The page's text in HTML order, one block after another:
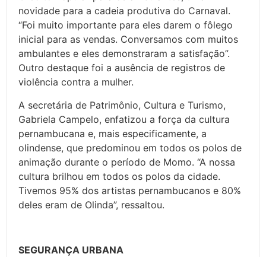
novidade para a cadeia produtiva do Carnaval.
“Foi muito importante para eles darem o fôlego
inicial para as vendas. Conversamos com muitos
ambulantes e eles demonstraram a satisfação”.
Outro destaque foi a ausência de registros de
violência contra a mulher.
A secretária de Patrimônio, Cultura e Turismo,
Gabriela Campelo, enfatizou a força da cultura
pernambucana e, mais especificamente, a
olindense, que predominou em todos os polos de
animação durante o período de Momo. “A nossa
cultura brilhou em todos os polos da cidade.
Tivemos 95% dos artistas pernambucanos e 80%
deles eram de Olinda”, ressaltou.
SEGURANÇA URBANA